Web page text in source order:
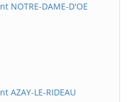
NOTRE-DAME-D'OE
AZAY-LE-RIDEAU